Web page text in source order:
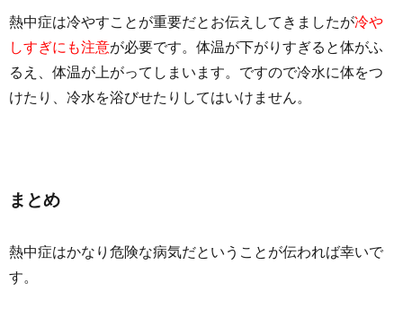
熱中症は冷やすことが重要だとお伝えしてきましたが冷や
しすぎにも注意が必要です。体温が下がりすぎると体がふ
るえ、体温が上がってしまいます。ですので冷水に体をつ
けたり、冷水を浴びせたりしてはいけません。
まとめ
熱中症はかなり危険な病気だということが伝われば幸いで
す。